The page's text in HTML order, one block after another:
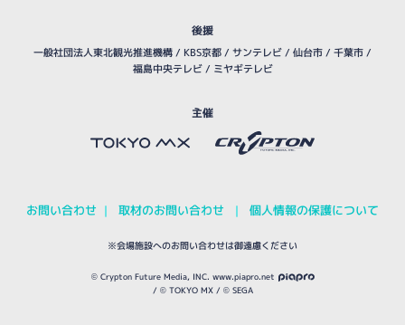
後援
一般社団法人東北観光推進機構/ KBS京都/ サンテレビ/ 仙台市/ 千葉市/
福島中央テレビ/ ミヤギテレビ
主催
お問い合わせ ｜ 取材のお問い合わせ ｜ 個人情報の保護について
※会場施設へのお問い合わせは御遠慮ください
© Crypton Future Media, INC. www.piapro.net
/ © TOKYO MX / © SEGA